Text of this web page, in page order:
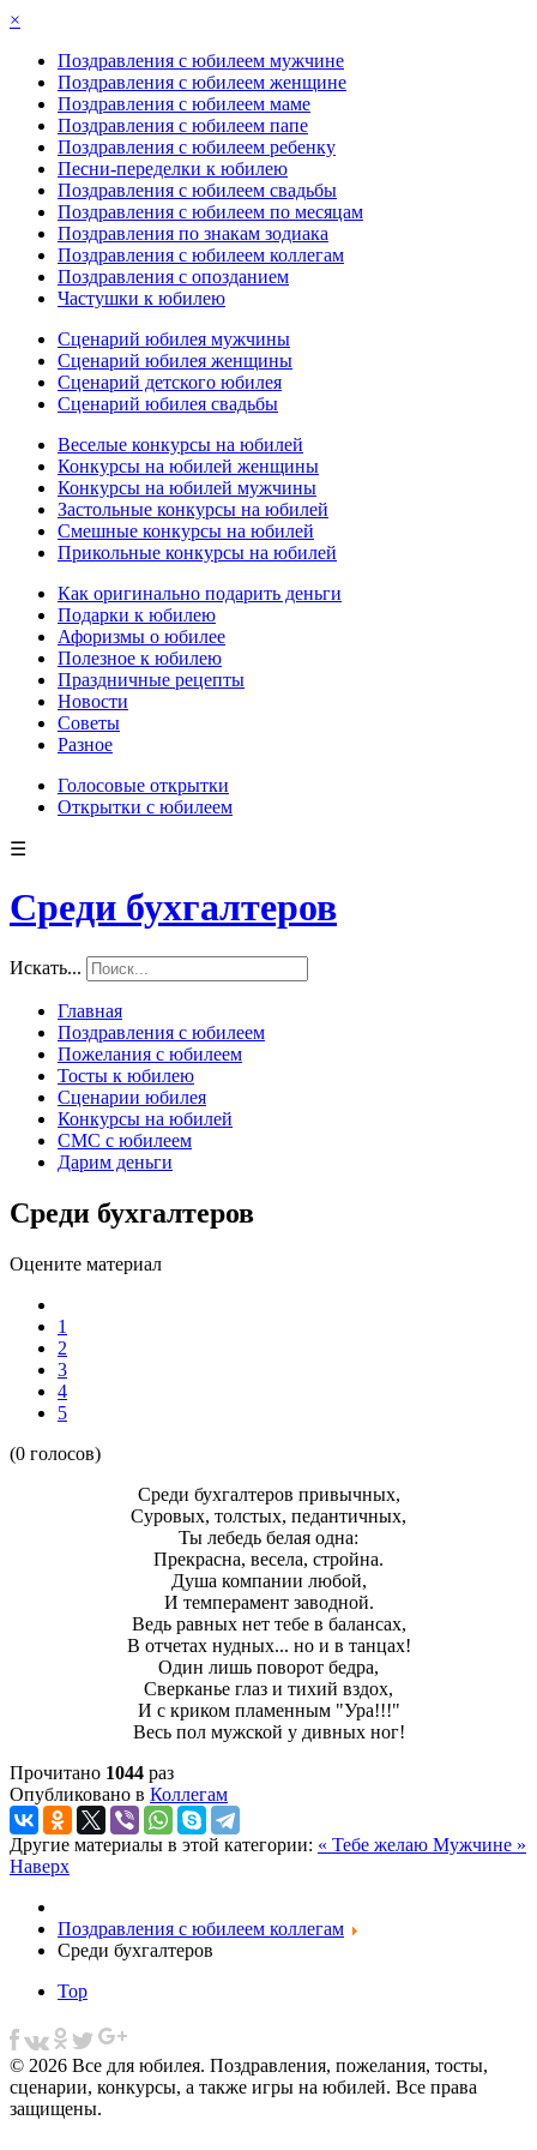
×
Поздравления с юбилеем мужчине
Поздравления с юбилеем женщине
Поздравления с юбилеем маме
Поздравления с юбилеем папе
Поздравления с юбилеем ребенку
Песни-переделки к юбилею
Поздравления с юбилеем свадьбы
Поздравления с юбилеем по месяцам
Поздравления по знакам зодиака
Поздравления с юбилеем коллегам
Поздравления с опозданием
Частушки к юбилею
Сценарий юбилея мужчины
Сценарий юбилея женщины
Сценарий детского юбилея
Сценарий юбилея свадьбы
Веселые конкурсы на юбилей
Конкурсы на юбилей женщины
Конкурсы на юбилей мужчины
Застольные конкурсы на юбилей
Смешные конкурсы на юбилей
Прикольные конкурсы на юбилей
Как оригинально подарить деньги
Подарки к юбилею
Афоризмы о юбилее
Полезное к юбилею
Праздничные рецепты
Новости
Советы
Разное
Голосовые открытки
Открытки с юбилеем
☰
Среди бухгалтеров
Искать...
Главная
Поздравления с юбилеем
Пожелания с юбилеем
Тосты к юбилею
Сценарии юбилея
Конкурсы на юбилей
СМС с юбилеем
Дарим деньги
Среди бухгалтеров
Оцените материал
1
2
3
4
5
(0 голосов)
Среди бухгалтеров привычных,
Суровых, толстых, педантичных,
Ты лебедь белая одна:
Прекрасна, весела, стройна.
Душа компании любой,
И темперамент заводной.
Ведь равных нет тебе в балансах,
В отчетах нудных... но и в танцах!
Один лишь поворот бедра,
Сверканье глаз и тихий вздох,
И с криком пламенным "Ура!!!"
Весь пол мужской у дивных ног!
Прочитано 1044 раз
Опубликовано в Коллегам
Другие материалы в этой категории: « Тебе желаю Мужчине »
Наверх
Поздравления с юбилеем коллегам
Среди бухгалтеров
Top
© 2026 Все для юбилея. Поздравления, пожелания, тосты,
сценарии, конкурсы, а также игры на юбилей. Все права
защищены.